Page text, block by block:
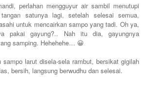
perlahan mengguyur air sambil menutupi
satunya lagi, setelah selesai semua,
untuk mencairkan sampo yang tadi. Oh ya,
pakai gayung?.. Nah itu dia, gayungnya
samping. Hehehehe… 😀
sampo larut disela-sela rambut, bersikat gigilah
bersih, langsung berwudhu dan selesai.